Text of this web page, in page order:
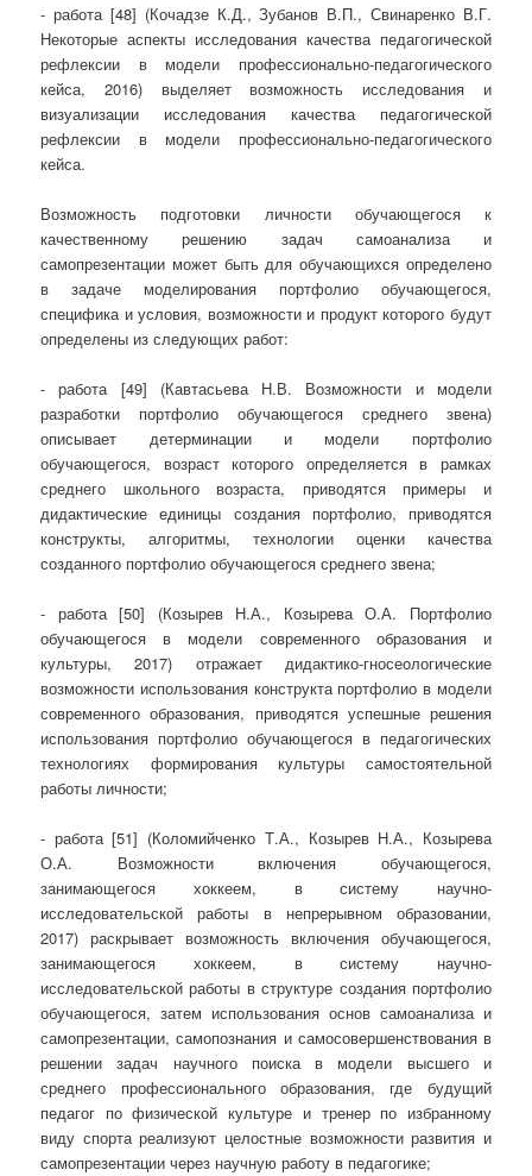
- работа [48] (Кочадзе К.Д., Зубанов В.П., Свинаренко В.Г.
Некоторые аспекты исследования качества педагогической
рефлексии в модели профессионально-педагогического
кейса, 2016) выделяет возможность исследования и
визуализации исследования качества педагогической
рефлексии в модели профессионально-педагогического
кейса.
Возможность подготовки личности обучающегося к
качественному решению задач самоанализа и
самопрезентации может быть для обучающихся определено
в задаче моделирования портфолио обучающегося,
специфика и условия, возможности и продукт которого будут
определены из следующих работ:
- работа [49] (Кавтасьева Н.В. Возможности и модели
разработки портфолио обучающегося среднего звена)
описывает детерминации и модели портфолио
обучающегося, возраст которого определяется в рамках
среднего школьного возраста, приводятся примеры и
дидактические единицы создания портфолио, приводятся
конструкты, алгоритмы, технологии оценки качества
созданного портфолио обучающегося среднего звена;
- работа [50] (Козырев Н.А., Козырева О.А. Портфолио
обучающегося в модели современного образования и
культуры, 2017) отражает дидактико-гносеологические
возможности использования конструкта портфолио в модели
современного образования, приводятся успешные решения
использования портфолио обучающегося в педагогических
технологиях формирования культуры самостоятельной
работы личности;
- работа [51] (Коломийченко Т.А., Козырев Н.А., Козырева
О.А. Возможности включения обучающегося,
занимающегося хоккеем, в систему научно-
исследовательской работы в непрерывном образовании,
2017) раскрывает возможность включения обучающегося,
занимающегося хоккеем, в систему научно-
исследовательской работы в структуре создания портфолио
обучающегося, затем использования основ самоанализа и
самопрезентации, самопознания и самосовершенствования в
решении задач научного поиска в модели высшего и
среднего профессионального образования, где будущий
педагог по физической культуре и тренер по избранному
виду спорта реализуют целостные возможности развития и
самопрезентации через научную работу в педагогике;